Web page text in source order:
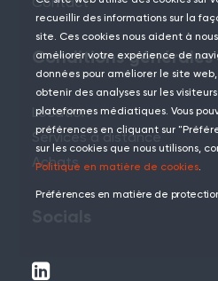
Contact
Conditions
Location
Services à distance
Achats
recueillir des informations sur la
site. Ces cookies nous aident à
améliorer votre expérience de
données pour améliorer le site
obtenir des analyses sur les
plateformes médiatiques. Vous
préférences en cliquant sur
sur les cookies que nous utilisons,
Politique en matière de cookies.
Préférences en matière de